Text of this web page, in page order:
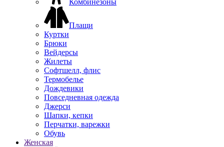
Плащи
Куртки
Брюки
Вейдерсы
Жилеты
Софтшелл, флис
Термобелье
Дождевики
Повседневная одежда
Джерси
Шапки, кепки
Перчатки, варежки
Обувь
Женская